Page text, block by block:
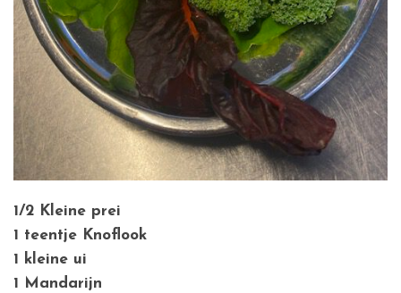
1/2 Kleine prei
1 teentje Knoflook
1 kleine ui
1 Mandarijn